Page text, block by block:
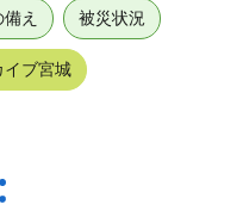
え 被災状況
イブ宮城